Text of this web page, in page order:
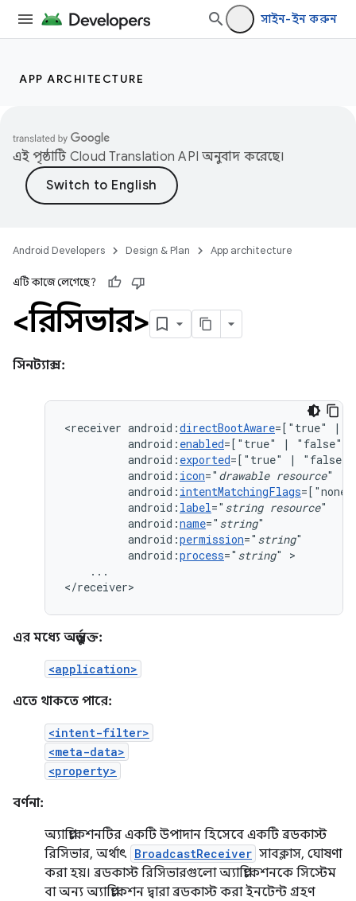
সাইন-ইন করুন
APP ARCHITECTURE
এই পৃষ্ঠাটি Cloud Translation API অনুবাদ করেছে।
Android Developers Design & Plan App architecture
এটি কাজে লেগেছে?
<রিসিভার>
সিনট্যাক্স:
<receiver android:directBootAware=["true"
|
android: enabled=["true" |
android: exported=["true" |
android: icon=" drawable resource
android: intentMatchingFlags=["none"
android: label=" string resource
android:name=" string
android:permission=" string
android:process=" string"
...
</receiver>
এর মধ্যে অন্তর্ভুক্ত:
<application>
এতে থাকতে পারে:
<intent-filter>
<meta-data>
<property>
বর্ণনা:
অ্যাপ্লিকেশনটির একটি উপাদান হিসেবে একটি ব্রডকাস্ট
রিসিভার, অর্থাৎ BroadcastReceiver সাবক্লাস, ঘোষণা
করা হয়। ব্রডকাস্ট রিসিভারগুলো অ্যাপ্লিকেশনকে সিস্টেম
বা অন্য অ্যাপ্লিকেশন দ্বারা ব্রডকাস্ট করা ইনটেন্ট গ্রহণ